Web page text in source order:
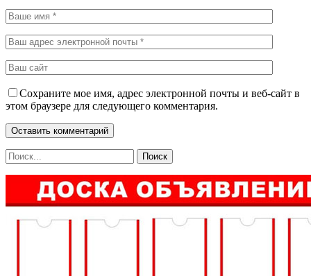
Сохраните мое имя, адрес электронной почты и веб-сайт в
этом браузере для следующего комментария.